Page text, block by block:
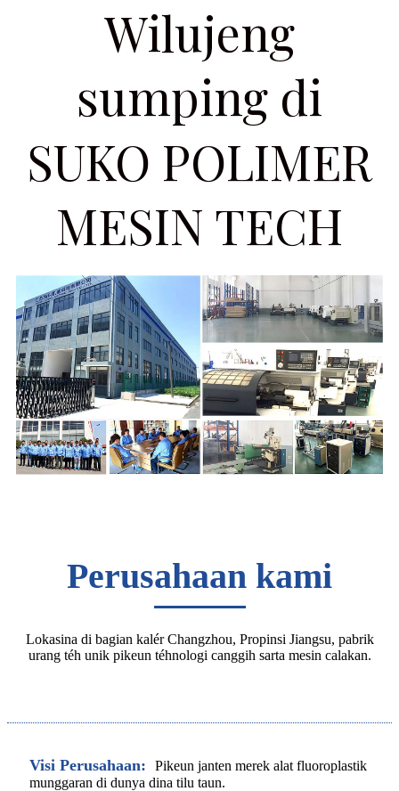
Wilujeng
sumping di
SUKO POLIMER
MESIN TECH
Perusahaan kami
Lokasina di bagian kalér Changzhou, Propinsi Jiangsu, pabrik
urang téh unik pikeun téhnologi canggih sarta mesin calakan.
Visi Perusahaan:
Pikeun janten merek alat fluoroplastik
munggaran di dunya dina tilu taun.